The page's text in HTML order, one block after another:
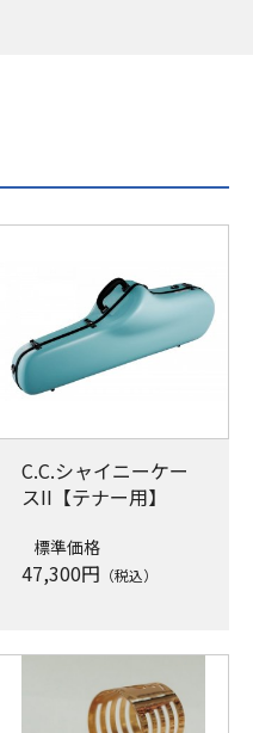
C.C.シャイニーケー
スII【テナー用】
標準価格
47,300円 （税込）